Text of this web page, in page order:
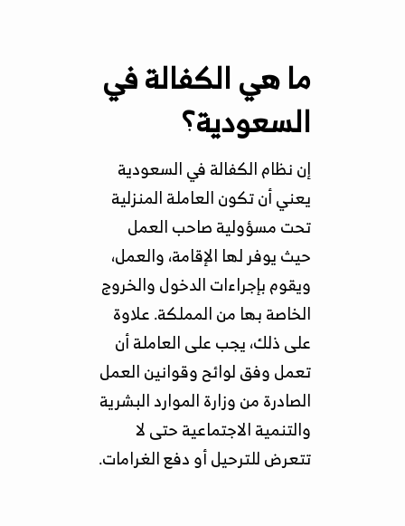
ما هي الكفالة في
السعودية؟
إن نظام الكفالة في السعودية
يعني أن تكون العاملة المنزلية
تحت مسؤولية صاحب العمل
حيث يوفر لها الإقامة، والعمل،
ويقوم بإجراءات الدخول والخروج
الخاصة بها من المملكة. علاوة
على ذلك، يجب على العاملة أن
تعمل وفق لوائح وقوانين العمل
الصادرة من وزارة الموارد البشرية
والتنمية الاجتماعية حتى لا
تتعرض للترحيل أو دفع الغرامات.